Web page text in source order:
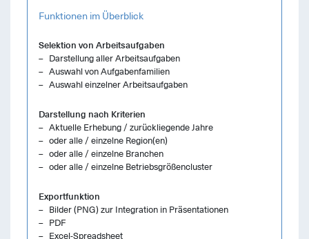
Funktionen im Überblick
Selektion von Arbeitsaufgaben
Darstellung aller Arbeitsaufgaben
Auswahl von Aufgabenfamilien
Auswahl einzelner Arbeitsaufgaben
Darstellung nach Kriterien
Aktuelle Erhebung / zurückliegende Jahre
oder alle / einzelne Region(en)
oder alle / einzelne Branchen
oder alle / einzelne Betriebsgrößencluster
Exportfunktion
Bilder (PNG) zur Integration in Präsentationen
PDF
Excel-Spreadsheet